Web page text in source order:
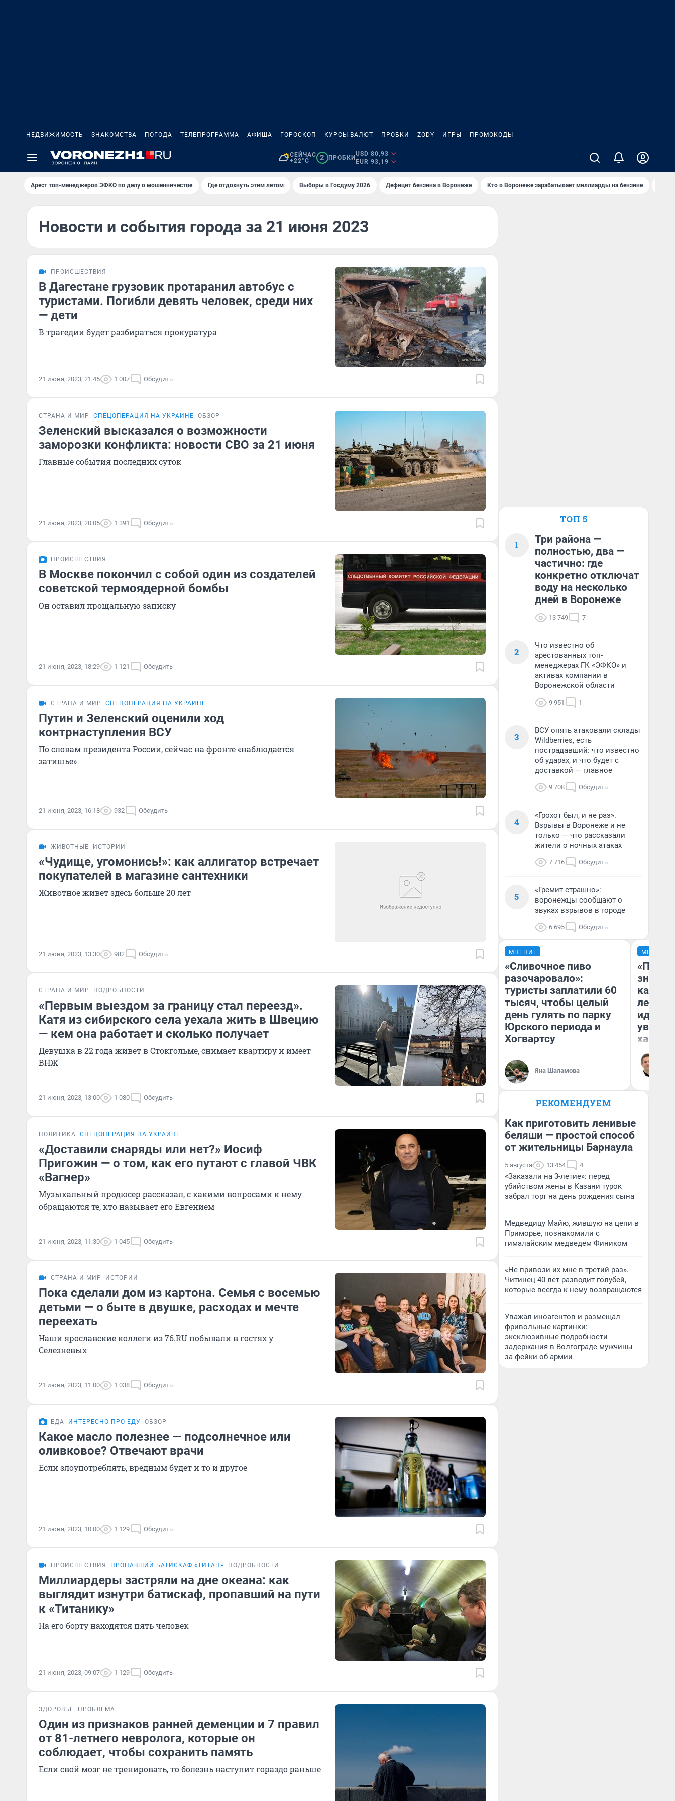
НЕДВИЖИМОСТЬ ЗНАКОМСТВА ПОГОДА ТЕЛЕПРОГРАММА АФИША ГОРОСКОП КУРСЫ ВАЛЮТ ПРОБКИ ZODY ИГРЫ ПРОМОКОДЫ
СЕЙЧАС
+22°C
2 ПРОБКИ
USD 80,93
EUR 93,19
Арест топ-менеджеров ЭФКО по делу о мошенничестве Где отдохнуть этим летом Выборы в Госдуму 2026 Дефицит бензина в Воронеже Кто в Воронеже зарабатывает миллиарды на бензине
Новости и события города за 21 июня 2023
ПРОИСШЕСТВИЯ
В Дагестане грузовик протаранил автобус с
туристами. Погибли девять человек, среди них
— дети
В трагедии будет разбираться прокуратура
21 июня, 2023, 21:45 1 007 Обсудить
СТРАНА И МИР СПЕЦОПЕРАЦИЯ НА УКРАИНЕ ОБЗОР
Зеленский высказался о возможности
заморозки конфликта: новости СВО за 21 июня
Главные события последних суток
21 июня, 2023, 20:05 1 391 Обсудить
ПРОИСШЕСТВИЯ
В Москве покончил с собой один из создателей
советской термоядерной бомбы
Он оставил прощальную записку
21 июня, 2023, 18:29 1 121 Обсудить
СТРАНА И МИР СПЕЦОПЕРАЦИЯ НА УКРАИНЕ
Путин и Зеленский оценили ход
контрнаступления ВСУ
По словам президента России, сейчас на фронте «наблюдается
затишье»
21 июня, 2023, 16:18 932 Обсудить
ЖИВОТНЫЕ ИСТОРИИ
«Чудище, угомонись!»: как аллигатор встречает
покупателей в магазине сантехники
Животное живет здесь больше 20 лет
21 июня, 2023, 13:30 982 Обсудить
СТРАНА И МИР ПОДРОБНОСТИ
«Первым выездом за границу стал переезд».
Катя из сибирского села уехала жить в Швецию
— кем она работает и сколько получает
Девушка в 22 года живет в Стокгольме, снимает квартиру и имеет
ВНЖ
21 июня, 2023, 13:00 1 080 Обсудить
ПОЛИТИКА СПЕЦОПЕРАЦИЯ НА УКРАИНЕ
«Доставили снаряды или нет?» Иосиф
Пригожин — о том, как его путают с главой ЧВК
«Вагнер»
Музыкальный продюсер рассказал, с какими вопросами к нему
обращаются те, кто называет его Евгением
21 июня, 2023, 11:30 1 045 Обсудить
СТРАНА И МИР ИСТОРИИ
Пока сделали дом из картона. Семья с восемью
детьми — о быте в двушке, расходах и мечте
переехать
Наши ярославские коллеги из 76.RU побывали в гостях у
Селезневых
21 июня, 2023, 11:00 1 038 Обсудить
ЕДА ИНТЕРЕСНО ПРО ЕДУ ОБЗОР
Какое масло полезнее — подсолнечное или
оливковое? Отвечают врачи
Если злоупотреблять, вредным будет и то и другое
21 июня, 2023, 10:00 1 129 Обсудить
ПРОИСШЕСТВИЯ ПРОПАВШИЙ БАТИСКАФ «ТИТАН» ПОДРОБНОСТИ
Миллиардеры застряли на дне океана: как
выглядит изнутри батискаф, пропавший на пути
к «Титанику»
На его борту находятся пять человек
21 июня, 2023, 09:07 1 129 Обсудить
ЗДОРОВЬЕ ПРОБЛЕМА
Один из признаков ранней деменции и 7 правил
от 81-летнего невролога, которые он
соблюдает, чтобы сохранить память
Если свой мозг не тренировать, то болезнь наступит гораздо раньше
ТОП 5
1
Три района —
полностью, два —
частично: где
конкретно отключат
воду на несколько
дней в Воронеже
13 749 7
2
Что известно об
арестованных топ-
менеджерах ГК «ЭФКО» и
активах компании в
Воронежской области
9 951 1
3
ВСУ опять атаковали склады
Wildberries, есть
пострадавший: что известно
об ударах, и что будет с
доставкой — главное
9 708 Обсудить
4
«Грохот был, и не раз».
Взрывы в Воронеже и не
только — что рассказали
жители о ночных атаках
7 716 Обсудить
5
«Гремит страшно»:
воронежцы сообщают о
звуках взрывов в городе
6 695 Обсудить
МНЕНИЕ
«Сливочное пиво
разочаровало»:
туристы заплатили 60
тысяч, чтобы целый
день гулять по парку
Юрского периода и
Хогвартсу
Яна Шаламова
МНЕНИЕ
идею
РЕКОМЕНДУЕМ
Как приготовить ленивые
беляши — простой способ
от жительницы Барнаула
5 августа 13 454 4
«Заказали на 3-летие»: перед
убийством жены в Казани турок
забрал торт на день рождения сына
Медведицу Майю, жившую на цепи в
Приморье, познакомили с
гималайским медведем Фиником
«Не привози их мне в третий раз».
Читинец 40 лет разводит голубей,
которые всегда к нему возвращаются
Уважал иноагентов и размещал
фривольные картинки:
эксклюзивные подробности
задержания в Волгограде мужчины
за фейки об армии